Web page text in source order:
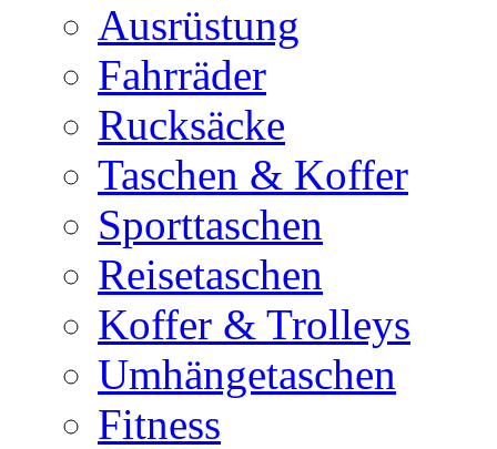
Ausrüstung
Fahrräder
Rucksäcke
Taschen & Koffer
Sporttaschen
Reisetaschen
Koffer & Trolleys
Umhängetaschen
Fitness